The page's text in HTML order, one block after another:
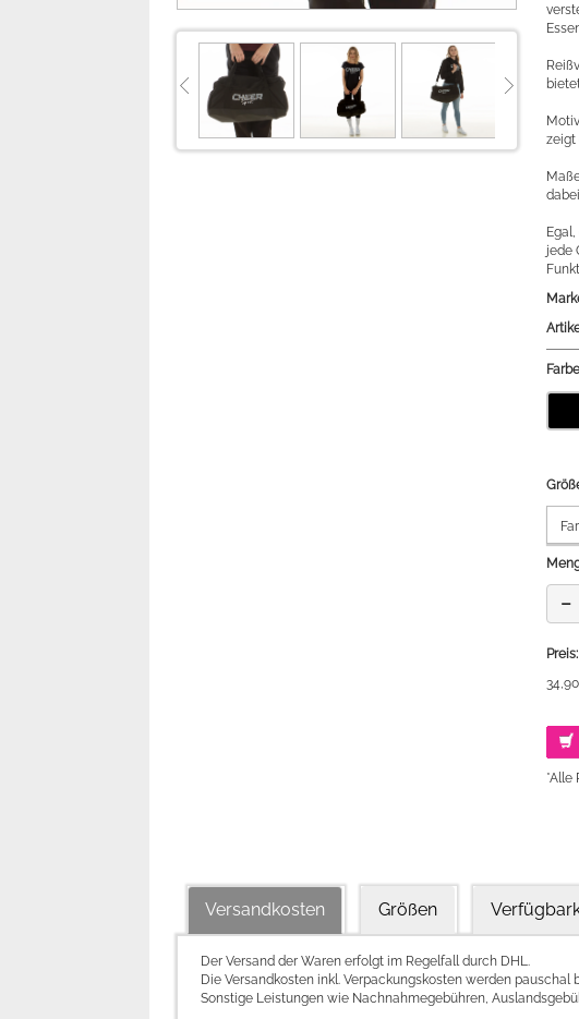
zeigt
jede
Farbe
−
Preis:
*Alle
Versandkosten Größen
Der Versand der Waren erfolgt im Regelfall durch DHL.
Die Versandkosten inkl. Verpackungskosten werden pauschal
Sonstige Leistungen wie Nachnahmegebühren,